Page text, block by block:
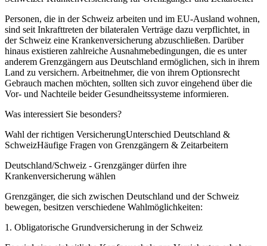
Personen, die in der Schweiz arbeiten und im EU-Ausland wohnen,
sind seit Inkrafttreten der bilateralen Verträge dazu verpflichtet, in
der Schweiz eine Krankenversicherung abzuschließen. Darüber
hinaus existieren zahlreiche Ausnahme­bedingungen, die es unter
anderem Grenzgängern aus Deutschland ermöglichen, sich in ihrem
Land zu versichern. Arbeitnehmer, die von ihrem Optionsrecht
Gebrauch machen möchten, sollten sich zuvor eingehend über die
Vor- und Nachteile beider Gesundheitssysteme informieren.
Was interessiert Sie besonders?
Wahl der richtigen VersicherungUnterschied Deutschland &
SchweizHäufige Fragen von Grenzgängern & Zeitarbeitern
Deutschland/Schweiz - Grenzgänger dürfen ihre
Krankenversicherung wählen
Grenzgänger, die sich zwischen Deutschland und der Schweiz
bewegen, besitzen verschiedene Wahlmöglichkeiten:
1. Obligatorische Grundversicherung in der Schweiz